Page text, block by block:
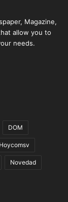
Magazine,
allow you to
needs.
DOM
Hoycomsv
Novedad